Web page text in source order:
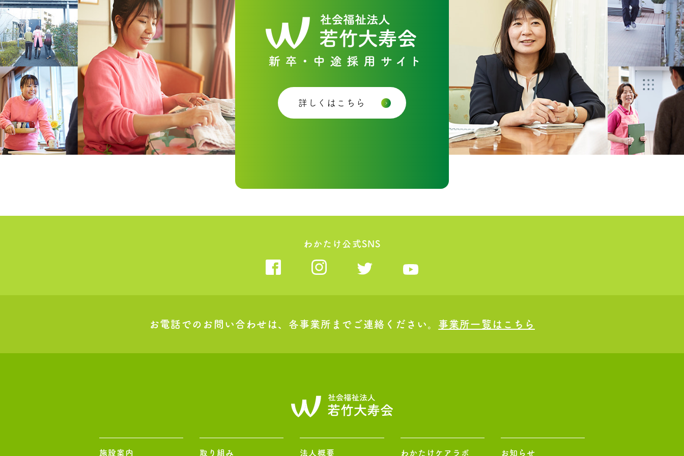
詳しくはこちら
わかたけ公式SNS
お電話でのお問い合わせは、各事業所までご連絡ください。 事業所一覧はこちら
施設案内 取り組み 法人概要 わかたけケアラボ お知らせ